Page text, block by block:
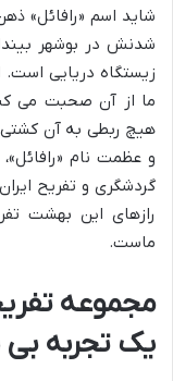
شاید اسم «رافائل»
شدنش در بوشهر
زیستگاه دریایی است.
ما از آن صحبت می
هیچ ربطی به آن کشتی
و عظمت نام
گردشگری و تفریح
رازهای این بهشت
ماست.
مجموعه
یک تجربه بی